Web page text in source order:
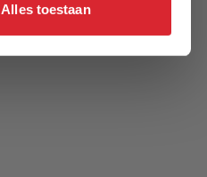
Alles toestaan